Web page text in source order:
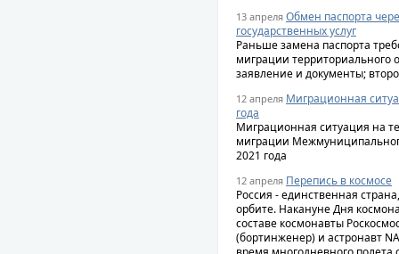
13 апреля Обмен паспорта
государственных услуг
Раньше замена паспорта
миграции территориального
заявление и документы;
12 апреля Миграционная
года
Миграционная ситуация на
миграции
2021 года
12 апреля Перепись в космосе
Россия - единственная
орбите. Накануне Дня
составе космонавты
(бортинженер) и астронавт